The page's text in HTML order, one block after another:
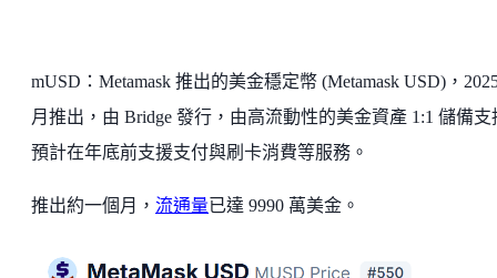
mUSD：Metamask 推出的美金穩定幣 (Metamask USD)，
月推出，由 Bridge 發行，由高流動性的美金資產 1:1 儲備支
預計在年底前支援支付與刷卡消費等服務。
推出約一個月， 流通量已達 9990 萬美金。